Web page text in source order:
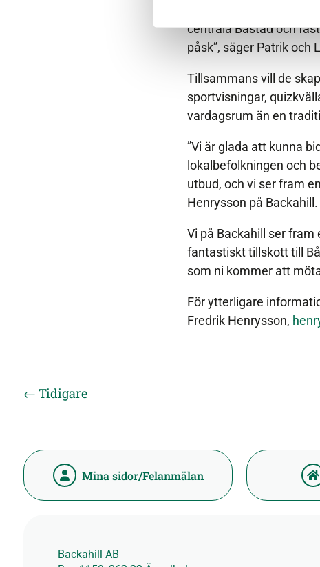
efter en passande
centrala Båstad och
påsk”, säger Patrik och
Tillsammans vill de
sportvisningar,
vardagsrum än en
”Vi är glada att kunna
lokalbefolkningen och
utbud, och vi ser fram
Henrysson på Backahill.
Vi på Backahill ser
fantastiskt tillskott till
som ni kommer att
För ytterligare
Fredrik Henrysson,
← Tidigare
Mina sidor/Felanmälan
Backahill AB